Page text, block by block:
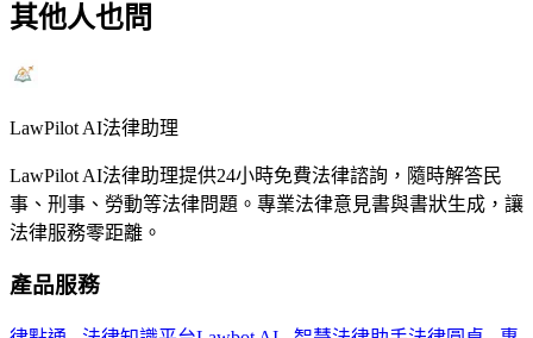
其他人也問
LawPilot AI法律助理
LawPilot AI法律助理提供24小時免費法律諮詢，隨時解答民
事、刑事、勞動等法律問題。專業法律意見書與書狀生成，讓
法律服務零距離。
產品服務